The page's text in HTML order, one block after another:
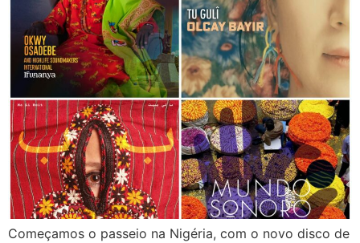
Começamos o passeio na Nigéria, com o novo disco de